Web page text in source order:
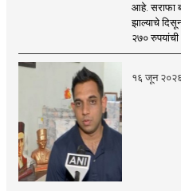
आहे. सराफा
झाल्याचे
२७० रुपयांची ..
१६ जून २०२६